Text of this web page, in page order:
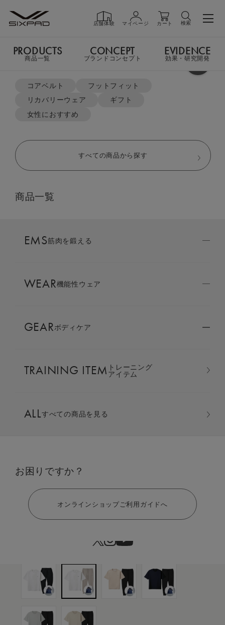
店舗体験 マイページ カート 検索
PRODUCTS商品一覧
GIFT ギフト
LIVE SHOPPING
AMBASSADOR
SIXPAD APP
COLUMN
LARGE ORDER ⼤⼝注⽂窓⼝
MULTI EMS
よく検索されているキーワード
コアベルト
フットフィット
リカバリーウェア
ギフト
女性におすすめ
すべての商品から探す
商品一覧
EMS筋肉を鍛える
WEAR機能性ウェア
GEARボディケア
TRAINING ITEM トレーニング
アイテム
ALLすべての商品を見る
お困りですか？
オンラインショップご利用ガイドへ
PRODUCTS
商品一覧
CONCEPT
ブランドコンセプト
EVIDENCE
効果・研究開発
オーバーサイズTシャツ＆ジョガーパンツセット
オーバーサイズTシャツ ＆ ジ